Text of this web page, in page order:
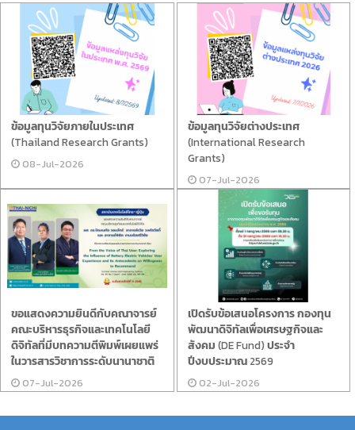
ข้อมูลทุนวิจัยภายในประเทศ
(Thailand Research Grants)
08-Jul-2026
ข้อมูลทุนวิจัยต่างประเทศ
(International Research
Grants)
07-Jul-2026
ขอแสดงความยินดีกับคณาจารย์
คณะบริหารธุรกิจและเทคโนโลยี
ดิจิทัลที่มีบทความตีพิมพ์เผยแพร่
ในวารสารวิชาการระดับนานาชาติ
07-Jul-2026
เปิดรับข้อเสนอโครงการ กองทุน
พัฒนาดิจิทัลเพื่อเศรษฐกิจและ
สังคม (DE Fund) ประจำ
ปีงบประมาณ 2569
02-Jul-2026